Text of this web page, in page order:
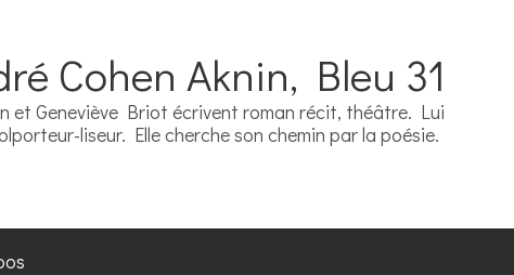
Cohen Aknin, Bleu 31
et Geneviève Briot écrivent roman récit, théâtre. Lui
liseur. Elle cherche son chemin par la poésie.